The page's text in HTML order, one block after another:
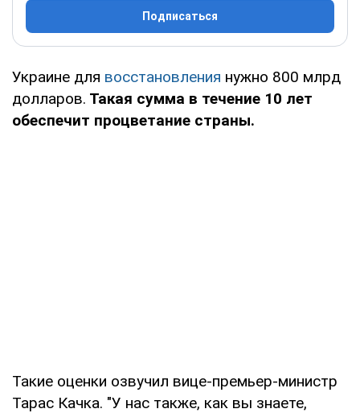
Подписаться
Украине для восстановления нужно 800 млрд
долларов. Такая сумма в течение 10 лет
обеспечит процветание страны.
Такие оценки озвучил вице-премьер-министр
Тарас Качка. "У нас также, как вы знаете,